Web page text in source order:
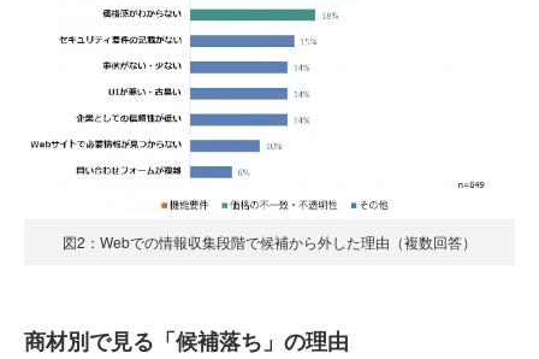
図2：Webでの情報収集段階で候補から外した理由（複数回答）
商材別で見る「候補落ち」の理由